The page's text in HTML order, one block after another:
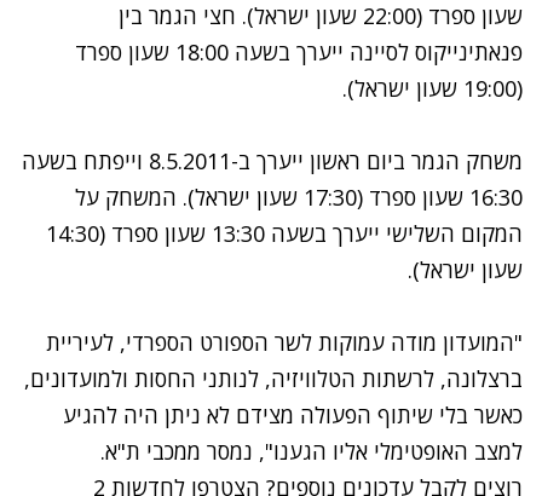
שעון ספרד (22:00 שעון ישראל). חצי הגמר בין
פנאתינייקוס לסיינה ייערך בשעה 18:00 שעון ספרד
(19:00 שעון ישראל).
משחק הגמר ביום ראשון ייערך ב-8.5.2011 וייפתח בשעה
16:30 שעון ספרד (17:30 שעון ישראל). המשחק על
המקום השלישי ייערך בשעה 13:30 שעון ספרד (14:30
שעון ישראל).
"המועדון מודה עמוקות לשר הספורט הספרדי, לעיריית
ברצלונה, לרשתות הטלוויזיה, לנותני החסות ולמועדונים,
כאשר בלי שיתוף הפעולה מצידם לא ניתן היה להגיע
למצב האופטימלי אליו הגענו", נמסר ממכבי ת"א.
רוצים לקבל עדכונים נוספים? הצטרפו לחדשות 2